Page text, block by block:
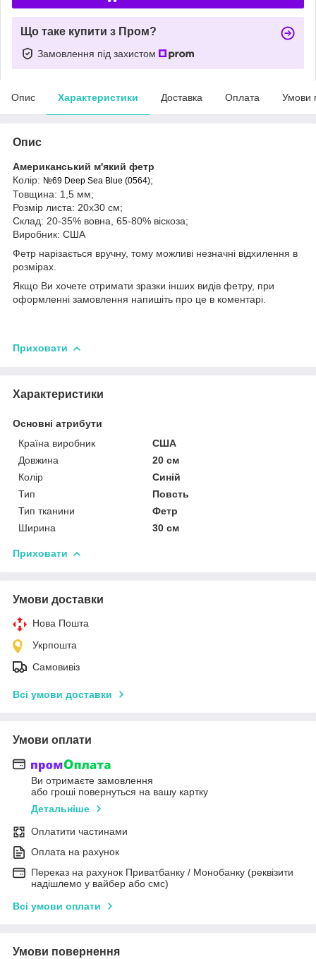
Що таке купити з Пром?
Замовлення під захистом
Опис Характеристики Доставка Оплата Умови
Опис
Американський м'який фетр
Колір: №69 Deep Sea Blue (0564);
Товщина: 1,5 мм;
Розмір листа: 20х30 см;
Склад: 20-35% вовна, 65-80% віскоза;
Виробник: США
Фетр нарізається вручну, тому можливі незначні відхилення в
розмірах.
Якщо Ви хочете отримати зразки інших видів фетру, при
оформленні замовлення напишіть про це в коментарі.
Приховати
Характеристики
Основні атрибути
Країна виробник
США
Довжина
20 см
Колір
Синій
Тип
Повсть
Тип тканини
Фетр
Ширина
30 см
Приховати
Умови доставки
Нова Пошта
Укрпошта
Самовивіз
Всі умови доставки
Умови оплати
Ви отримаєте замовлення
або гроші повернуться на вашу картку
Детальніше
Оплатити частинами
Оплата на рахунок
Переказ на рахунок Приватбанку / Монобанку (реквізити
надішлемо у вайбер або смс)
Всі умови оплати
Умови повернення